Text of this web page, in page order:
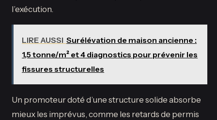
l’exécution.
LIRE AUSSI Surélévation de maison ancienne :
1,5 tonne/m² et 4 diagnostics pour prévenir les
fissures structurelles
Un promoteur doté d’une structure solide absorbe
mieux les imprévus, comme les retards de permis